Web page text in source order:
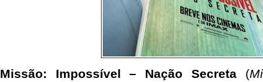
Missão: Impossível – Nação Secreta(